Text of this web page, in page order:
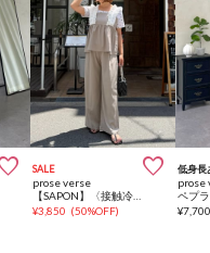
SALE 
prose verse
【SAPON】〈接触冷感〉フリルビスチェ×タックパンツセットアップ
¥3,850 (50%OFF)
低身長
prose
¥